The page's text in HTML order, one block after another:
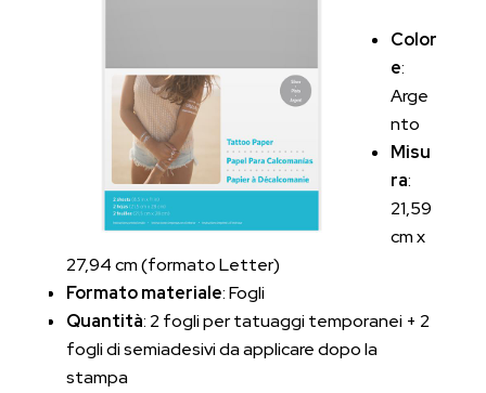
Color
e:
Arge
nto
Misu
ra:
21,59
cm x
27,94 cm (formato Letter)
Formato materiale: Fogli
Quantità: 2 fogli per tatuaggi temporanei + 2
fogli di semiadesivi da applicare dopo la
stampa